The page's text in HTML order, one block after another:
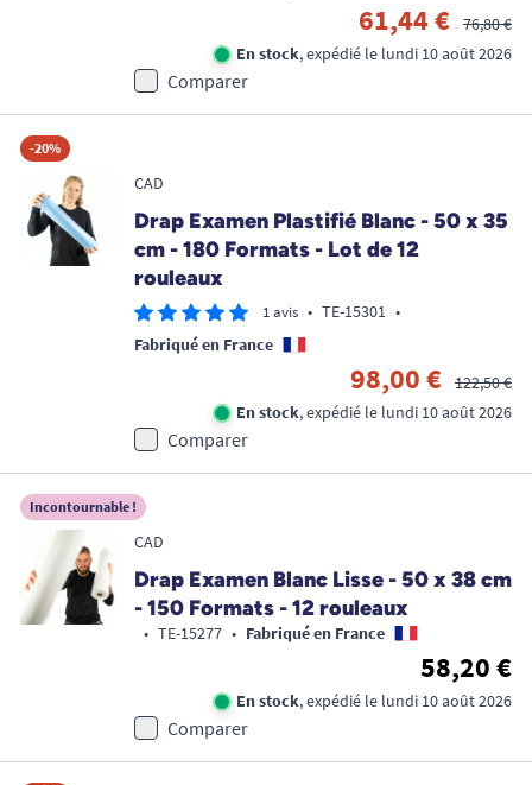
61,44 €
76,80 €
En stock, expédié le lundi 10 août 2026
Comparer
-20%
CAD
Drap Examen Plastifié Blanc - 50 x 35
cm - 180 Formats - Lot de 12
rouleaux
1 avis • TE-15301 •
Fabriqué en France
98,00 €
122,50 €
En stock, expédié le lundi 10 août 2026
Comparer
Incontournable !
CAD
Drap Examen Blanc Lisse - 50 x 38 cm
- 150 Formats - 12 rouleaux
• TE-15277 • Fabriqué en France
58,20 €
En stock, expédié le lundi 10 août 2026
Comparer